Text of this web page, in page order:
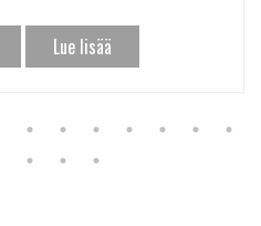
Lue lisää